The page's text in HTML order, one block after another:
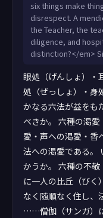
six things make
disrespect. A
the Teacher, the
diligence, and
distinction?</em>
眼処（げんしょ）・
処（ぜっしょ）・身
かなる六法が益をも
べきか。 六種の渇
愛・声への渇愛・香
法への渇愛である。
かうか。 六種の不
に一人の比丘（びく
なく随順なく住し、
……僧伽（サンガ）